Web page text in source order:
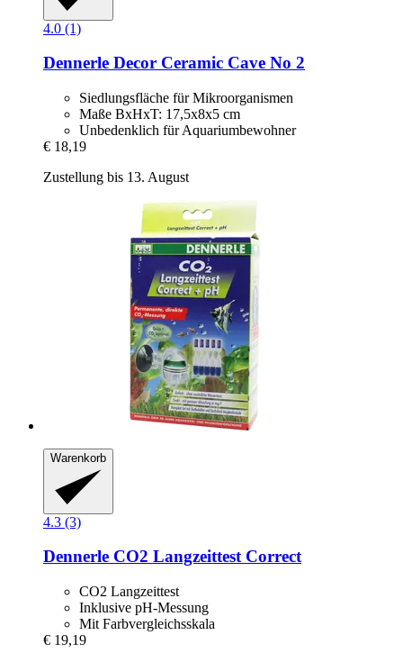
4.0 (1)
Dennerle Decor Ceramic Cave No 2
Siedlungsfläche für Mikroorganismen
Maße BxHxT: 17,5x8x5 cm
Unbedenklich für Aquariumbewohner
€ 18,19
Zustellung bis 13. August
Warenkorb
4.3 (3)
Dennerle CO2 Langzeittest Correct
CO2 Langzeittest
Inklusive pH-Messung
Mit Farbvergleichsskala
€ 19,19